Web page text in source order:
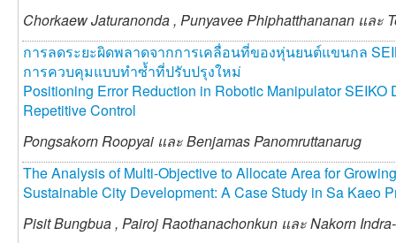
Chorkaew Jaturanonda , Punyavee Phiphatthananan และ
การลดระยะผิดพลาดจากการเคลื่อนที่ของหุ่นยนต์แขนกล
การควบคุมแบบทำซ้ำที่ปรับปรุงใหม่
Positioning Error Reduction in Robotic Manipulator SEIKO
Repetitive Control
Pongsakorn Roopyai และBenjamas Panomruttanarug
The Analysis of Multi-Objective to Allocate Area for
Sustainable City Development: A Case Study in Sa Kaeo
Pisit Bungbua , Pairoj Raothanachonkun และNakorn